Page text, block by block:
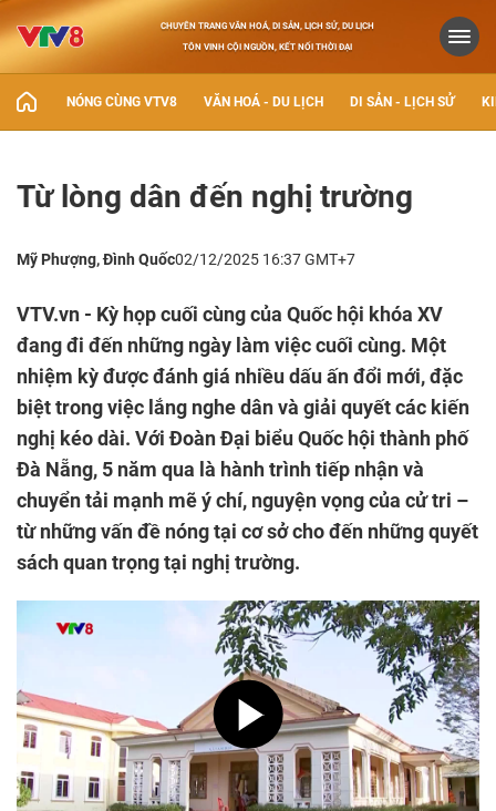
CHUYÊN TRANG VĂN HOÁ, DI SẢN, LỊCH SỬ, DU LỊCH
TÔN VINH CỘI NGUỒN, KẾT NỐI THỜI ĐẠI
NÓNG CÙNG VTV8 VĂN HOÁ - DU LỊCH DI SẢN - LỊCH SỬ
Từ lòng dân đến nghị trường
Mỹ Phượng, Ðình Quốc02/12/2025 16:37 GMT+7
VTV.vn - Kỳ họp cuối cùng của Quốc hội khóa XV
đang đi đến những ngày làm việc cuối cùng. Một
nhiệm kỳ được đánh giá nhiều dấu ấn đổi mới, đặc
biệt trong việc lắng nghe dân và giải quyết các kiến
nghị kéo dài. Với Ðoàn Ðại biểu Quốc hội thành phố
Ðà Nẵng, 5 năm qua là hành trình tiếp nhận và
chuyển tải mạnh mẽ ý chí, nguyện vọng của cử tri –
từ những vấn đề nóng tại cơ sở cho đến những quyết
sách quan trọng tại nghị trường.